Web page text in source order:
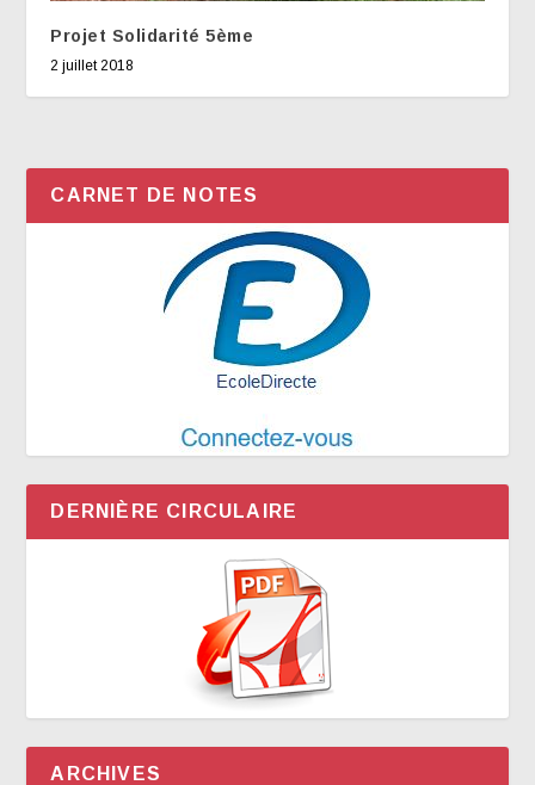
Projet Solidarité 5ème
2 juillet 2018
CARNET DE NOTES
DERNIÈRE CIRCULAIRE
ARCHIVES